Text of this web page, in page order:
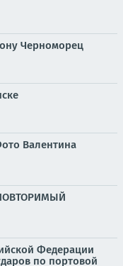
Черноморец
Валентина
Федерации
по портовой